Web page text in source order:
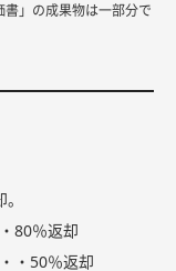
」の成果物は一部分で
80％返却
・50％返却